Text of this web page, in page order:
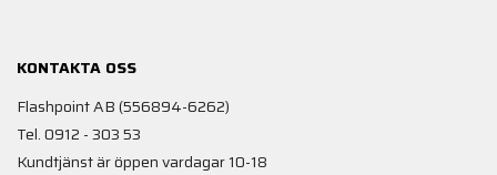
KONTAKTA OSS
Flashpoint AB (556894-6262)
Tel. 0912 - 303 53
Kundtjänst är öppen vardagar 10-18